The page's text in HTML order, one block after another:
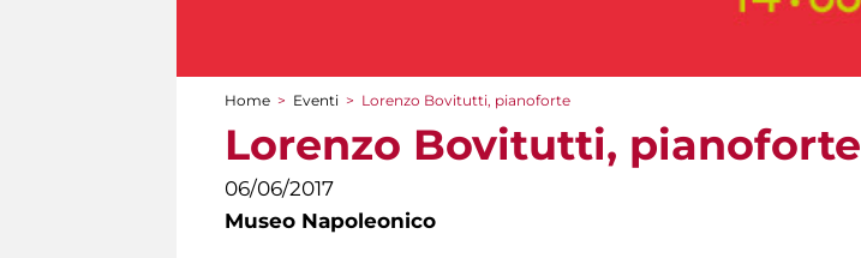
Tu sei qui
Home > Eventi > Lorenzo Bovitutti, pianoforte
Lorenzo Bovitutti, pianoforte
06/06/2017
Museo Napoleonico